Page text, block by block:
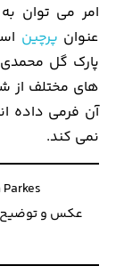
امر می توان
عنوان پرچین
پارک گل
های مختلف از
آن فرمی داده
نمی کند.
عکس و توضیح